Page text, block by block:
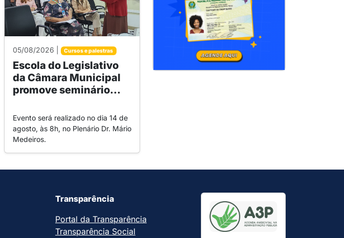
05/08/2026 | Cursos e palestras
Escola do Legislativo
da Câmara Municipal
promove seminário...
Evento será realizado no dia 14 de
agosto, às 8h, no Plenário Dr. Mário
Medeiros.
Transparência
Portal da Transparência
Transparência Social